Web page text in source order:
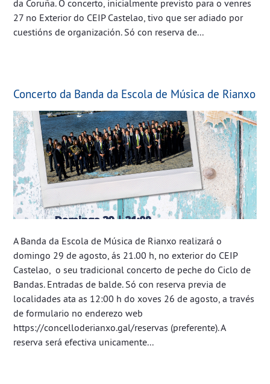
da Coruña. O concerto, inicialmente previsto para o venres
27 no Exterior do CEIP Castelao, tivo que ser adiado por
cuestións de organización. Só con reserva de...
Concerto da Banda da Escola de Música de Rianxo
A Banda da Escola de Música de Rianxo realizará o
domingo 29 de agosto, ás 21.00 h, no exterior do CEIP
Castelao, o seu tradicional concerto de peche do Ciclo de
Bandas. Entradas de balde. Só con reserva previa de
localidades ata as 12:00 h do xoves 26 de agosto, a través
de formulario no enderezo web
https://concelloderianxo.gal/reservas (preferente). A
reserva será efectiva unicamente...